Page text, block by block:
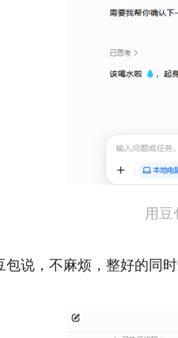
用豆
包说，不麻烦，整好的同